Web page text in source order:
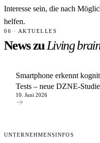
Interesse sein, die nach
helfen.
06 · AKTUELLES
News zuLiving
Smartphone erkennt
Tests – neue DZNE-Studie
10. Juni 2026
UNTERNEHMENSINFOS